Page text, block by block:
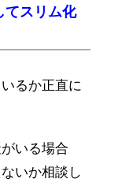
てスリム化
るか正直に
いる場合
いか相談し